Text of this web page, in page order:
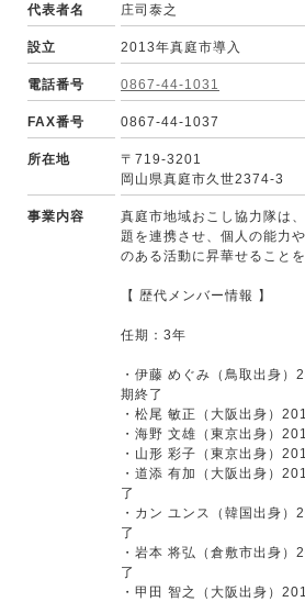
24 25
31
今日
代表者名 庄司泰之
設立 2013年真庭市導入
電話番号 0867-44-1031
FAX番号 0867-44-1037
所在地
〒719-3201
岡山県真庭市久世2374-3
事業内容
真庭市地域おこし協力隊は
題を連携させ、個人の能力
のある活動に昇華せること
【 歴代メンバー情報 】
任期：3年
・伊藤 めぐみ（鳥取出身
期終了
・松尾 敏正（大阪出身）
・海野 文雄（東京出身）
・山形 彩子（東京出身）
・道添 有加（大阪出身）
了
・カン ユンス（韓国出身
了
・岩本 将弘（倉敷市出身
了
・甲田 智之（大阪出身）